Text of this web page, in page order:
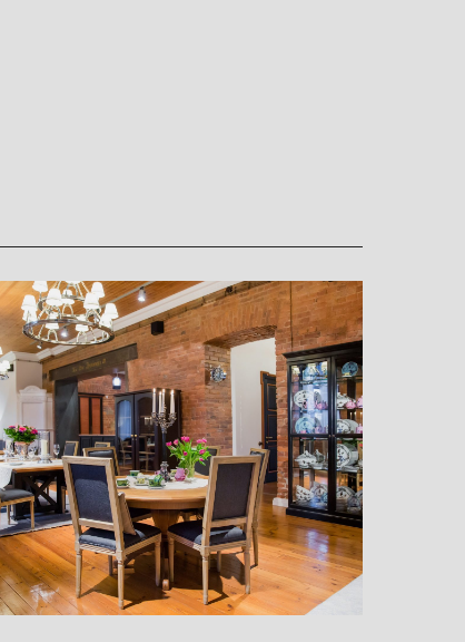
Квартира на канале
Грибоедова